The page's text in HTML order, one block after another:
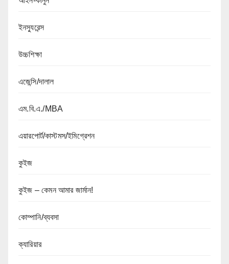
ইনস্যুরেন্স
উচ্চশিক্ষা
এজেন্সি/দালাল
এম.বি.এ./MBA
এয়ারপোর্ট/কাস্টমস/ইমিগ্রেশন
কুইজ
কুইজ – কেমন আমার জার্মান!
কোম্পানি/ব্যবসা
ক্যারিয়ার